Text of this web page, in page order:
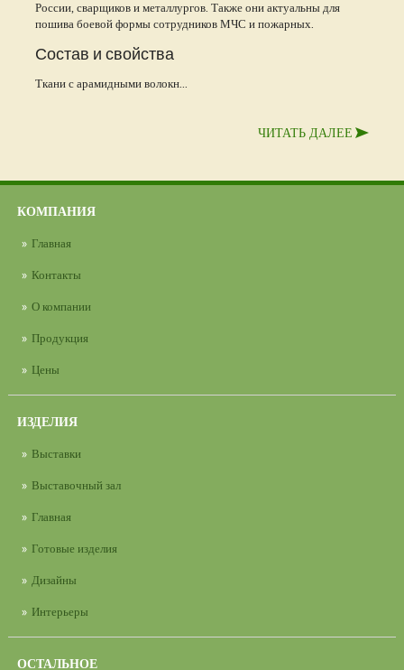
России, сварщиков и металлургов. Также они актуальны для
пошива боевой формы сотрудников МЧС и пожарных.
Состав и свойства
Ткани с арамидными волокн...
ЧИТАТЬ ДАЛЕЕ
КОМПАНИЯ
Главная
Контакты
О компании
Продукция
Цены
ИЗДЕЛИЯ
Выставки
Выставочный зал
Главная
Готовые изделия
Дизайны
Интерьеры
ОСТАЛЬНОЕ